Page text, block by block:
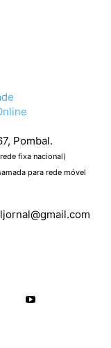
Pombal.
fixa nacional)
para rede móvel